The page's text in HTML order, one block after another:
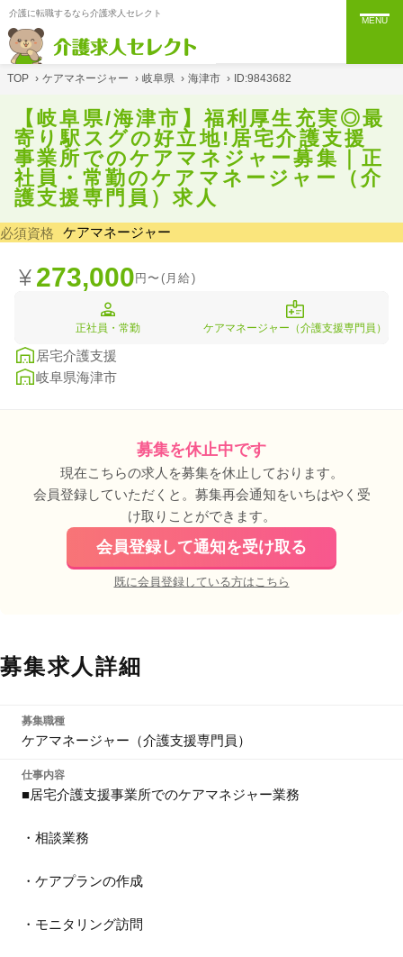
介護に転職するなら介護求人セレクト
MENU
TOP › ケアマネージャー › 岐阜県 › 海津市 › ID:9843682
【岐阜県/海津市】福利厚生充実◎最
寄り駅スグの好立地!居宅介護支援
事業所でのケアマネジャー募集｜正
社員・常勤のケアマネージャー（介
護支援専門員）求人
必須資格 ケアマネージャー
273,000円〜(月給)
正社員・常勤 ケアマネージャー（介護支援専門員）
居宅介護支援
岐阜県海津市
募集を休止中です
現在こちらの求人を募集を休止しております。
会員登録していただくと。募集再会通知をいちはやく受
け取りことができます。
会員登録して通知を受け取る
既に会員登録している方はこちら
募集求人詳細
募集職種
ケアマネージャー（介護支援専門員）
仕事内容
■居宅介護支援事業所でのケアマネジャー業務
・相談業務
・ケアプランの作成
・モニタリング訪問